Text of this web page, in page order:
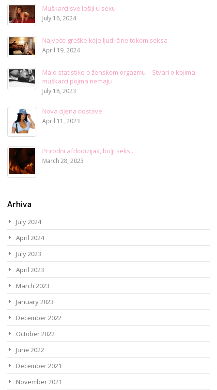
Muškarci sve lošiji u sexu
July 16, 2024
Najveće greške koje ljudi čine tokom seksa
April 19, 2024
Malo statistike o ženskom orgazmu – Stvari o kojima
muškarci pojma nemaju
July 18, 2023
Nova cijena dostave
April 11, 2023
Prirodni afdodizijak, bolji seks...
March 28, 2023
Arhiva
July 2024
April 2024
July 2023
April 2023
March 2023
January 2023
December 2022
October 2022
June 2022
December 2021
November 2021